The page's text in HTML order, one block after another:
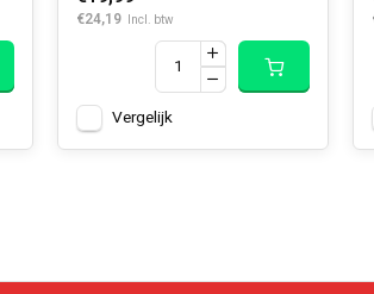
€24,19 Incl. btw
Vergelijk